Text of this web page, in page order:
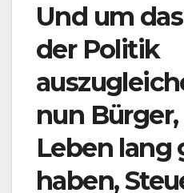
Und um
der Politik
nun
Leben lang
haben,